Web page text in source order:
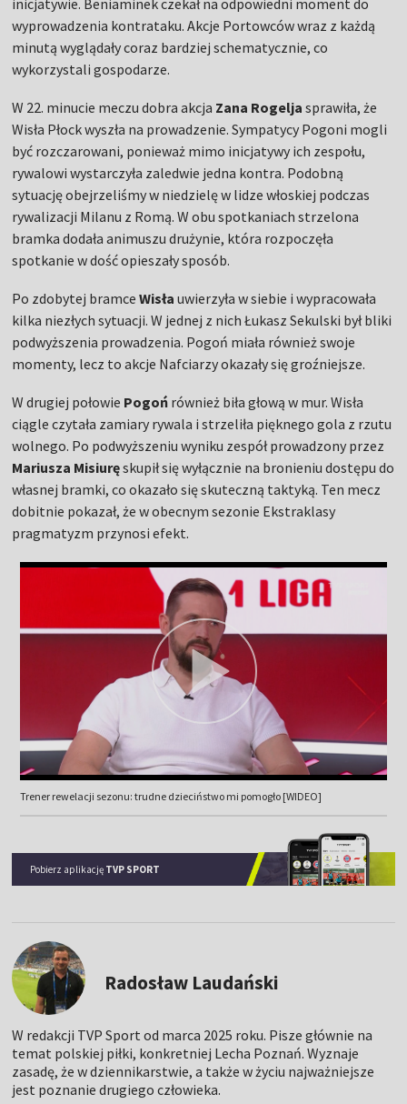
inicjatywie. Beniaminek czekał na odpowiedni moment do
wyprowadzenia kontrataku. Akcje Portowców wraz z każdą
minutą wyglądały coraz bardziej schematycznie, co
wykorzystali gospodarze.
W 22. minucie meczu dobra akcja Zana Rogelja sprawiła, że
Wisła Płock wyszła na prowadzenie. Sympatycy Pogoni mogli
być rozczarowani, ponieważ mimo inicjatywy ich zespołu,
rywalowi wystarczyła zaledwie jedna kontra. Podobną
sytuację obejrzeliśmy w niedzielę w lidze włoskiej podczas
rywalizacji Milanu z Romą. W obu spotkaniach strzelona
bramka dodała animuszu drużynie, która rozpoczęła
spotkanie w dość opieszały sposób.
Po zdobytej bramceWisłauwierzyła w siebie i wypracowała
kilka niezłych sytuacji. W jednej z nich Łukasz Sekulski był bliki
podwyższenia prowadzenia. Pogoń miała również swoje
momenty, lecz to akcje Nafciarzy okazały się groźniejsze.
W drugiej połowie Pogoń również biła głową w mur. Wisła
ciągle czytała zamiary rywala i strzeliła pięknego gola z rzutu
wolnego. Po podwyższeniu wyniku zespół prowadzony przez
Mariusza Misiuręskupił się wyłącznie na bronieniu dostępu do
własnej bramki, co okazało się skuteczną taktyką. Ten mecz
dobitnie pokazał, że w obecnym sezonie Ekstraklasy
pragmatyzm przynosi efekt.
Trener rewelacji sezonu: trudne dzieciństwo mi pomogło [WIDEO]
Pobierz aplikację TVP SPORT
Radosław Laudański
W redakcji TVP Sport od marca 2025 roku. Pisze głównie na
temat polskiej piłki, konkretniej Lecha Poznań. Wyznaje
zasadę, że w dziennikarstwie, a także w życiu najważniejsze
jest poznanie drugiego człowieka.